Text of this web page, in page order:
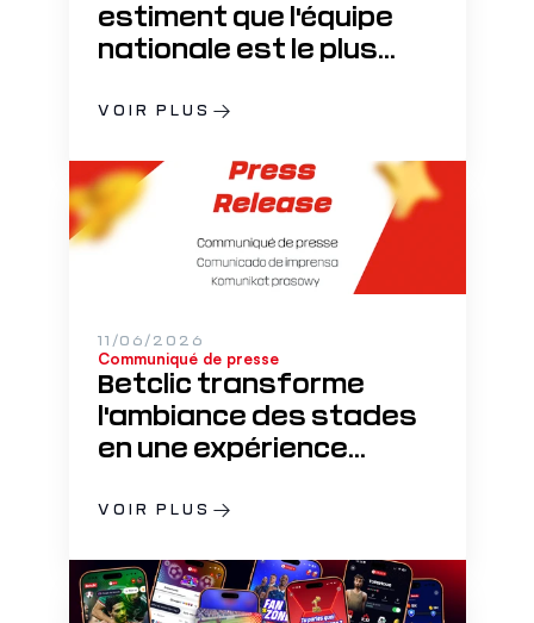
estiment que l'équipe
nationale est le plus
du pays
VOIR PLUS
Betclic transforme
l'ambiance des stades
en une expérience
suivre les matchs sans
Communiqué de presse
11/06/2026
VOIR PLUS